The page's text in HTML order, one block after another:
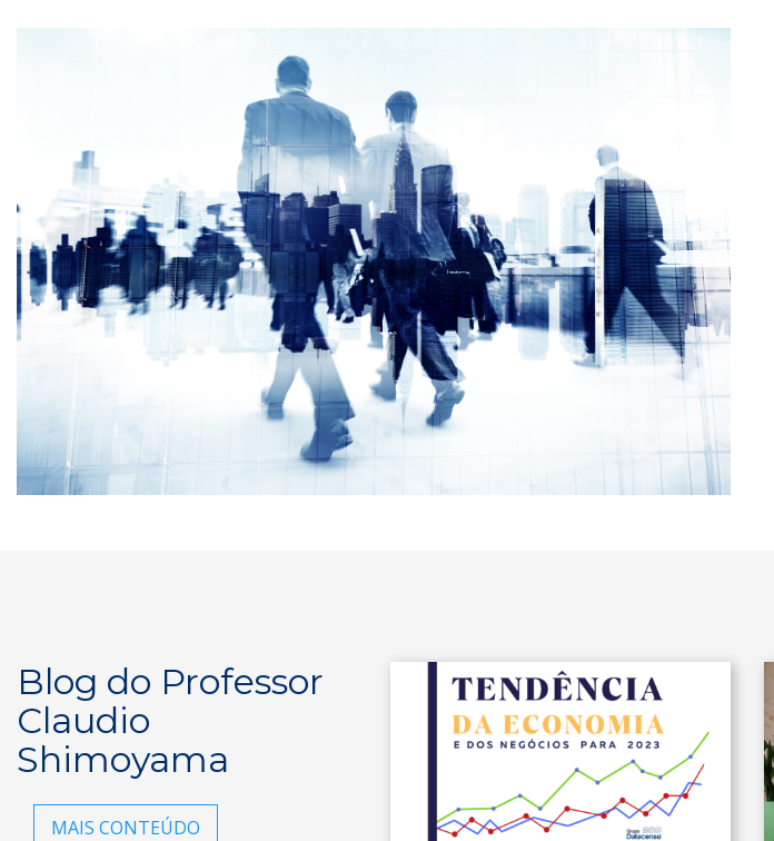
Blog do Professor
Claudio
Shimoyama
MAIS CONTEÚDO